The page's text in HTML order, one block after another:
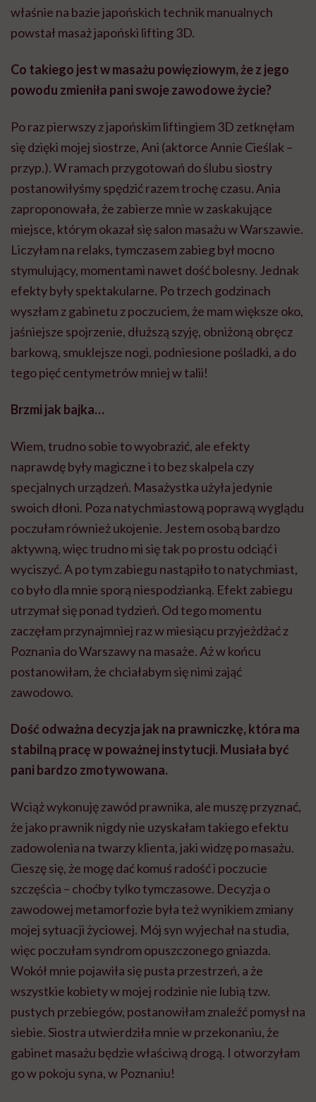
właśnie na bazie japońskich technik manualnych
powstał masaż japoński lifting 3D.
Co takiego jest w masażu powięziowym, że z jego
powodu zmieniła pani swoje zawodowe życie?
Po raz pierwszy z japońskim liftingiem 3D zetknęłam
się dzięki mojej siostrze, Ani (aktorce Annie Cieślak –
przyp.). W ramach przygotowań do ślubu siostry
postanowiłyśmy spędzić razem trochę czasu. Ania
zaproponowała, że zabierze mnie w zaskakujące
miejsce, którym okazał się salon masażu w Warszawie.
Liczyłam na relaks, tymczasem zabieg był mocno
stymulujący, momentami nawet dość bolesny. Jednak
efekty były spektakularne. Po trzech godzinach
wyszłam z gabinetu z poczuciem, że mam większe oko,
jaśniejsze spojrzenie, dłuższą szyję, obniżoną obręcz
barkową, smuklejsze nogi, podniesione pośladki, a do
tego pięć centymetrów mniej w talii!
Brzmi jak bajka…
Wiem, trudno sobie to wyobrazić, ale efekty
naprawdę były magiczne i to bez skalpela czy
specjalnych urządzeń. Masażystka użyła jedynie
swoich dłoni. Poza natychmiastową poprawą wyglądu
poczułam również ukojenie. Jestem osobą bardzo
aktywną, więc trudno mi się tak po prostu odciąć i
wyciszyć. A po tym zabiegu nastąpiło to natychmiast,
co było dla mnie sporą niespodzianką. Efekt zabiegu
utrzymał się ponad tydzień. Od tego momentu
zaczęłam przynajmniej raz w miesiącu przyjeżdżać z
Poznania do Warszawy na masaże. Aż w końcu
postanowiłam, że chciałabym się nimi zająć
zawodowo.
Dość odważna decyzja jak na prawniczkę, która ma
stabilną pracę w poważnej instytucji. Musiała być
pani bardzo zmotywowana.
Wciąż wykonuję zawód prawnika, ale muszę przyznać,
że jako prawnik nigdy nie uzyskałam takiego efektu
zadowolenia na twarzy klienta, jaki widzę po masażu.
Cieszę się, że mogę dać komuś radość i poczucie
szczęścia – choćby tylko tymczasowe. Decyzja o
zawodowej metamorfozie była też wynikiem zmiany
mojej sytuacji życiowej. Mój syn wyjechał na studia,
więc poczułam syndrom opuszczonego gniazda.
Wokół mnie pojawiła się pusta przestrzeń, a że
wszystkie kobiety w mojej rodzinie nie lubią tzw.
pustych przebiegów, postanowiłam znaleźć pomysł na
siebie. Siostra utwierdziła mnie w przekonaniu, że
gabinet masażu będzie właściwą drogą. I otworzyłam
go w pokoju syna, w Poznaniu!